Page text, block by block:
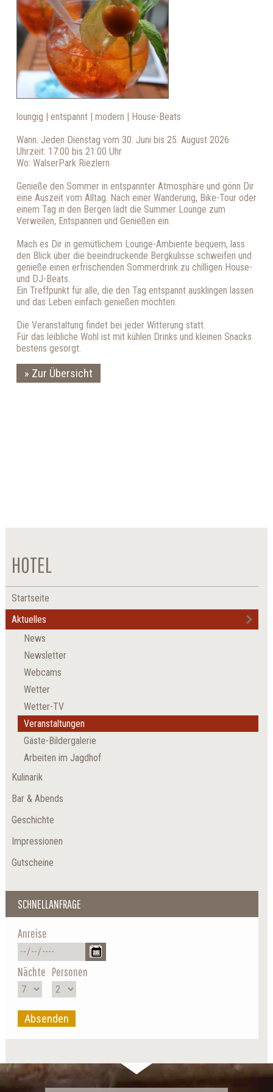
loungig | entspannt | modern | House-Beats
Wann: Jeden Dienstag vom 30. Juni bis 25. August 2026
Uhrzeit: 17:00 bis 21:00 Uhr
Wo: WalserPark Riezlern
Genieße den Sommer in entspannter Atmosphäre und gönn Dir
eine Auszeit vom Alltag. Nach einer Wanderung, Bike-Tour oder
einem Tag in den Bergen lädt die Summer Lounge zum
Verweilen, Entspannen und Genießen ein.
Mach es Dir in gemütlichem Lounge-Ambiente bequem, lass
den Blick über die beeindruckende Bergkulisse schweifen und
genieße einen erfrischenden Sommerdrink zu chilligen House-
und DJ-Beats.
Ein Treffpunkt für alle, die den Tag entspannt ausklingen lassen
und das Leben einfach genießen möchten.
Die Veranstaltung findet bei jeder Witterung statt.
Für das leibliche Wohl ist mit kühlen Drinks und kleinen Snacks
bestens gesorgt.
Zur Übersicht
HOTEL
Startseite
Aktuelles
News
Newsletter
Webcams
Wetter
Wetter-TV
Veranstaltungen
Gäste-Bildergalerie
Arbeiten im Jagdhof
Kulinarik
Bar & Abends
Geschichte
Impressionen
Gutscheine
SCHNELLANFRAGE
Anreise
Nächte Personen
Absenden